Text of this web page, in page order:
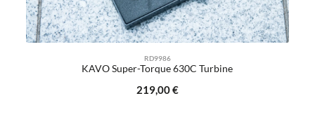
RD9986
KAVO Super-Torque 630C Turbine
Regulärer Preis:
219,00 €